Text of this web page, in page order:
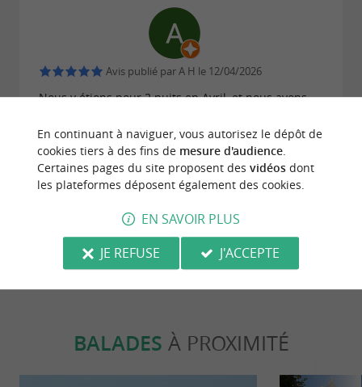
Avis publié par A H le 12/04/2026
Nous y étions pour 2 nuits en Avril, et nous avons
récent, avec radiateur dans le ''salon'' ce qui fut très
appréciable pour les nuits fraîches. Propres, bien
équipés et super accueil. À 5min des plages en
voiture. Nous recommandons ++
LIRE TOUS LES AVIS
ECRIRE UN AVIS
© Google 2026
BALADES À PROXIMITÉ
En continuant à naviguer, vous autorisez le dépôt de
cookies tiers à des fins de mesure d'audience.
Certaines pages du site proposent des vidéosdont
les plateformes déposent également des cookies.
EN SAVOIR PLUS
JE REFUSE
J'ACCEPTE